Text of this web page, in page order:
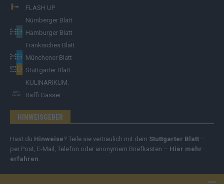
FLASH UP
Nürnberger Blatt
Hamburger Blatt
Fränkisches Blatt
Münchener Blatt
Stuttgarter Blatt
KULINARIKUM.
Raffi Gasser
HINWEISGEBER
Hast du Hinweise? Teile sie vertraulich mit dem Stuttgarter Blatt –
per Post, E-Mail, Telefon oder anonymem Briefkasten – Hier mehr
erfahren.